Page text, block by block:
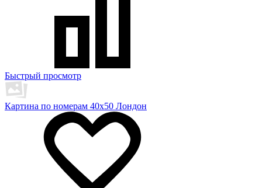
Быстрый просмотр
Картина по номерам 40х50 Лондон